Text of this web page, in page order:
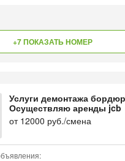
+7 ПОКАЗАТЬ НОМЕР
Услуги демонтажа
Осуществляю аренды jcb
от 12000 руб./смена